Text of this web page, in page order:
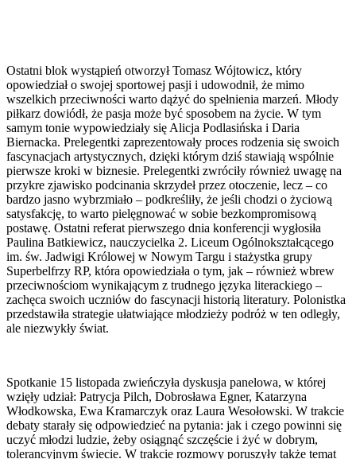
Ostatni blok wystąpień otworzył Tomasz Wójtowicz, który
opowiedział o swojej sportowej pasji i udowodnił, że mimo
wszelkich przeciwności warto dążyć do spełnienia marzeń. Młody
piłkarz dowiódł, że pasja może być sposobem na życie. W tym
samym tonie wypowiedziały się Alicja Podlasińska i Daria
Biernacka. Prelegentki zaprezentowały proces rodzenia się swoich
fascynacjach artystycznych, dzięki którym dziś stawiają wspólnie
pierwsze kroki w biznesie. Prelegentki zwróciły również uwagę na
przykre zjawisko podcinania skrzydeł przez otoczenie, lecz – co
bardzo jasno wybrzmiało – podkreśliły, że jeśli chodzi o życiową
satysfakcję, to warto pielęgnować w sobie bezkompromisową
postawę. Ostatni referat pierwszego dnia konferencji wygłosiła
Paulina Batkiewicz, nauczycielka 2. Liceum Ogólnokształcącego
im. św. Jadwigi Królowej w Nowym Targu i stażystka grupy
Superbelfrzy RP, która opowiedziała o tym, jak – również wbrew
przeciwnościom wynikającym z trudnego języka literackiego –
zachęca swoich uczniów do fascynacji historią literatury. Polonistka
przedstawiła strategie ułatwiające młodzieży podróż w ten odległy,
ale niezwykły świat.
Spotkanie 15 listopada zwieńczyła dyskusja panelowa, w której
wzięły udział: Patrycja Pilch, Dobrosława Egner, Katarzyna
Włodkowska, Ewa Kramarczyk oraz Laura Wesołowski. W trakcie
debaty starały się odpowiedzieć na pytania: jak i czego powinni się
uczyć młodzi ludzie, żeby osiągnąć szczęście i żyć w dobrym,
tolerancyjnym świecie. W trakcie rozmowy poruszyły także temat